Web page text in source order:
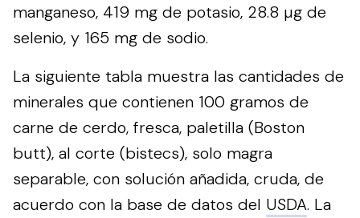
manganeso, 419 mg de potasio, 28.8 µg de
selenio, y 165 mg de sodio.
La siguiente tabla muestra las cantidades de
minerales que contienen 100 gramos de
carne de cerdo, fresca, paletilla (Boston
butt), al corte (bistecs), solo magra
separable, con solución añadida, cruda, de
acuerdo con la base de datos del USDA. La